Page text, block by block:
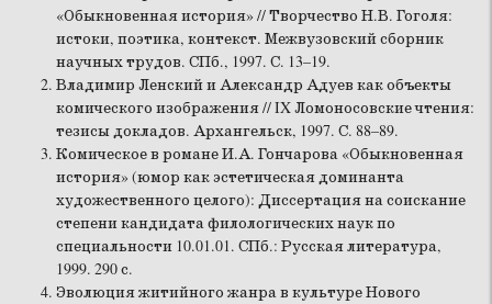
«Обыкновенная история» // Творчество Н.В. Гоголя:
истоки, поэтика, контекст. Межвузовский сборник
научных трудов. СПб., 1997. С. 13–19.
Владимир Ленский и Александр Адуев как объекты
комического изображения // IX Ломоносовские чтения:
тезисы докладов. Архангельск, 1997. С. 88–89.
Комическое в романе И.А. Гончарова «Обыкновенная
история» (юмор как эстетическая доминанта
художественного целого): Диссертация на соискание
степени кандидата филологических наук по
специальности 10.01.01. СПб.: Русская литература,
1999. 290 с.
Эволюция житийного жанра в культуре Нового